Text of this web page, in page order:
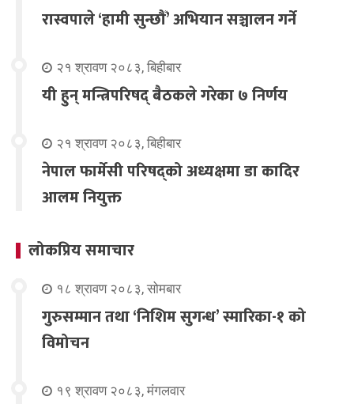
रास्वपाले ‘हामी सुन्छौँ’ अभियान सञ्चालन गर्ने
२१ श्रावण २०८३, बिहीबार
यी हुन् मन्त्रिपरिषद् बैठकले गरेका ७ निर्णय
२१ श्रावण २०८३, बिहीबार
नेपाल फार्मेसी परिषद्को अध्यक्षमा डा कादिर
आलम नियुक्त
लोकप्रिय समाचार
१८ श्रावण २०८३, सोमबार
गुरुसम्मान तथा ‘निशिम सुगन्ध’ स्मारिका-१ को
विमोचन
१९ श्रावण २०८३, मंगलवार